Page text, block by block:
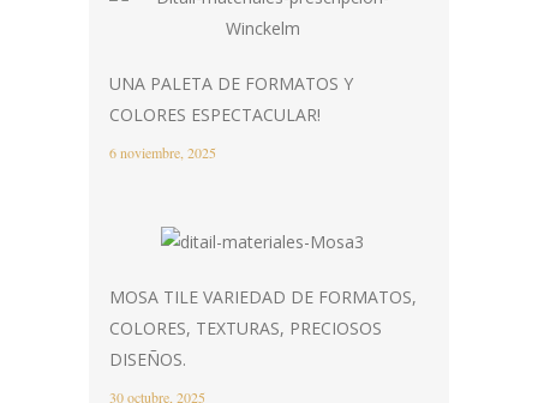
UNA PALETA DE FORMATOS Y
COLORES ESPECTACULAR!
6 noviembre, 2025
MOSA TILE VARIEDAD DE FORMATOS,
COLORES, TEXTURAS, PRECIOSOS
DISEÑOS.
30 octubre, 2025